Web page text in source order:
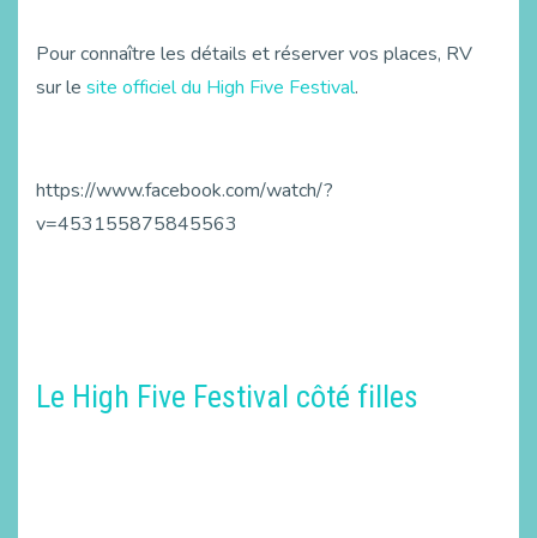
Pour connaître les détails et réserver vos places, RV
sur le site officiel du High Five Festival.
https://www.facebook.com/watch/?
v=453155875845563
Le High Five Festival côté filles